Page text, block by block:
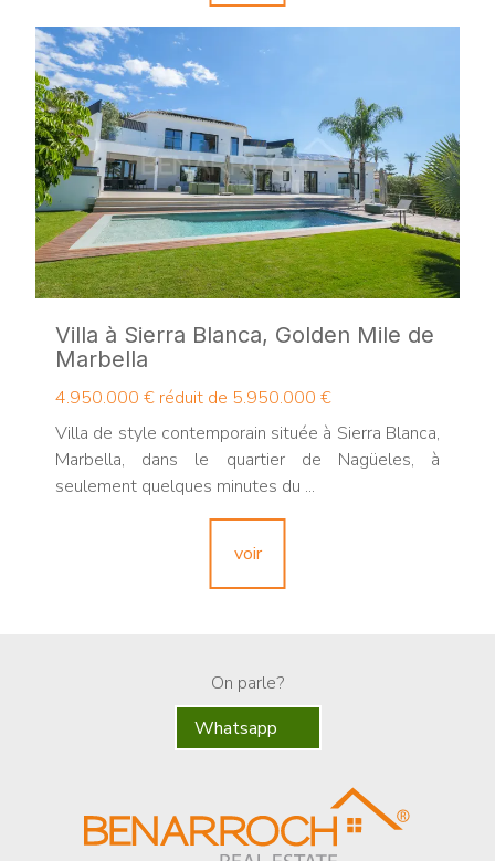
Villa à Sierra Blanca, Golden Mile de
Marbella
4.950.000 € réduit de 5.950.000 €
Villa de style contemporain située à Sierra Blanca,
Marbella, dans le quartier de Nagüeles, à
seulement quelques minutes du ...
voir
On parle?
Whatsapp